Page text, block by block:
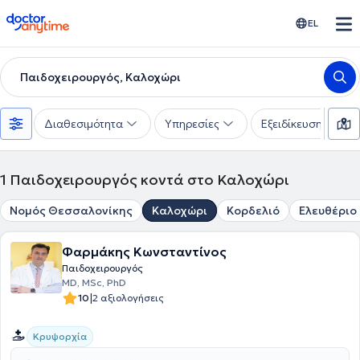
doctoranytime EL
Παιδοχειρουργός, Καλοχώρι
Διαθεσιμότητα Υπηρεσίες Εξειδίκευση
1 Παιδοχειρουργός κοντά στο Καλοχώρι
Νομός Θεσσαλονίκης Καλοχώρι Κορδελιό
Φαρμάκης Κωνσταντίνος
Παιδοχειρουργός
ΜD, MSc, PhD
10|2 αξιολογήσεις
Κρυψορχία